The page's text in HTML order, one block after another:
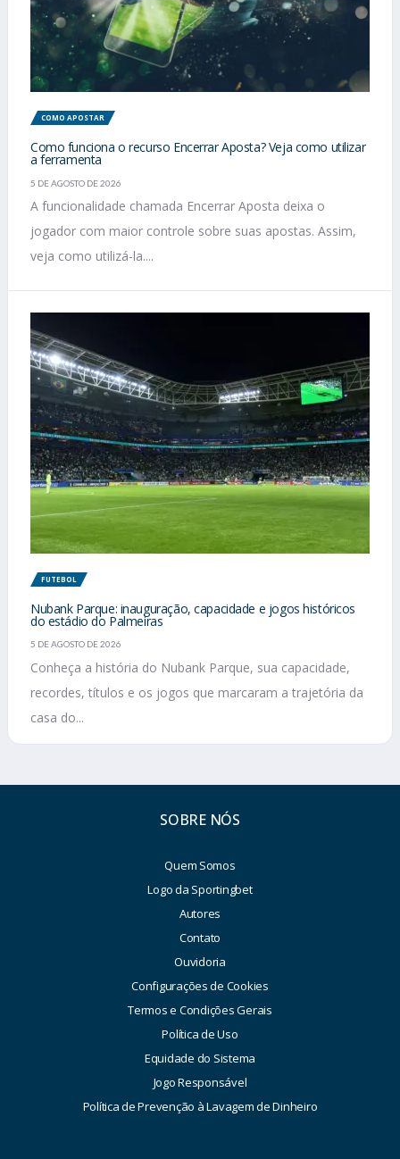
COMO APOSTAR
Como funciona o recurso Encerrar Aposta? Veja como utilizar
a ferramenta
5 DE AGOSTO DE 2026
A funcionalidade chamada Encerrar Aposta deixa o
jogador com maior controle sobre suas apostas. Assim,
veja como utilizá-la....
FUTEBOL
Nubank Parque: inauguração, capacidade e jogos históricos
do estádio do Palmeiras
5 DE AGOSTO DE 2026
Conheça a história do Nubank Parque, sua capacidade,
recordes, títulos e os jogos que marcaram a trajetória da
casa do...
SOBRE NÓS
Quem Somos
Logo da Sportingbet
Autores
Contato
Ouvidoria
Configurações de Cookies
Termos e Condições Gerais
Política de Uso
Equidade do Sistema
Jogo Responsável
Política de Prevenção à Lavagem de Dinheiro